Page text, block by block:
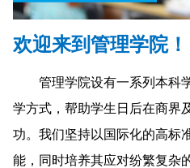
欢迎来到管理学院！
管理学院设有一系列本科
学方式，帮助学生日后在商界
功。我们坚持以国际化的高标
能，同时培养其应对纷繁复杂